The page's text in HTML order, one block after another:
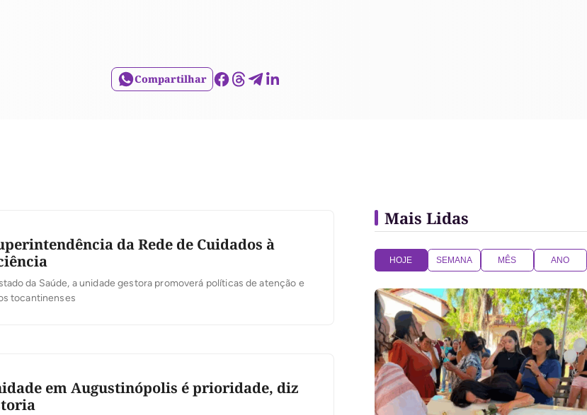
Compartilhar
da Rede de Cuidados à
da Saúde, a unidade gestora promoverá políticas de atenção e
tocantinenses
em Augustinópolis é prioridade, diz
Mais Lidas
HOJE SEMANA MÊS ANO